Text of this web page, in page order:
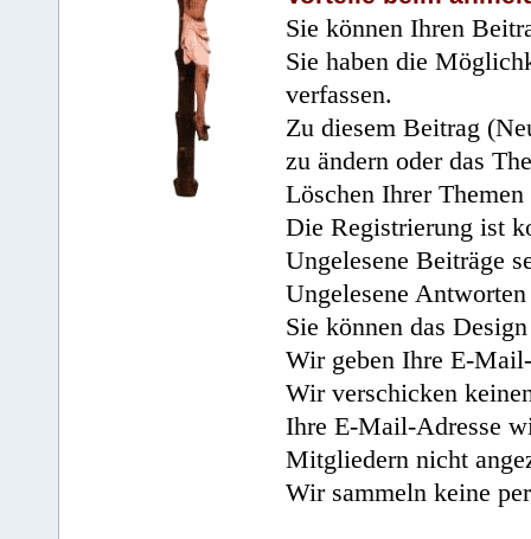
Sie können Ihren
Sie haben die
verfassen.
Zu diesem Beitrag
zu ändern oder das
Löschen Ihrer
Die Registrierung ist
Ungelesene Beiträge
Ungelesene
Sie können das
Wir geben Ihre E-
Wir verschicken
Ihre E-Mail-Adresse
Mitgliedern nicht
Wir sammeln keine